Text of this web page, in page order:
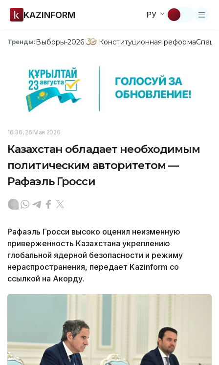
KAZINFORM РУ
Тренды:Выборы-2026 Конституционная реформа
16:36, 26 Мая 2026
Казахстан обладает необходимым
политическим авторитетом —
Рафаэль Гросси
Рафаэль Гросси высоко оценил неизменную
приверженность Казахстана укреплению
глобальной ядерной безопасности и режиму
нераспространения, передает Kazinform со
ссылкой на Акорду.